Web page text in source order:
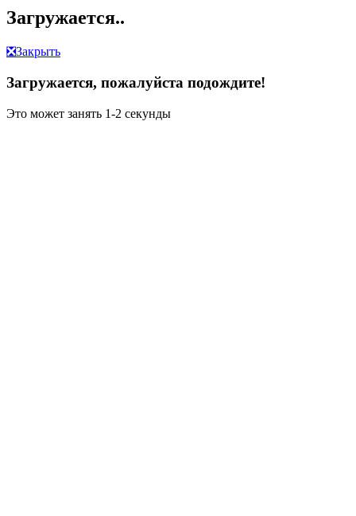
Загружается..
❎Закрыть
Загружается, пожалуйста подождите!
Это может занять 1-2 секунды